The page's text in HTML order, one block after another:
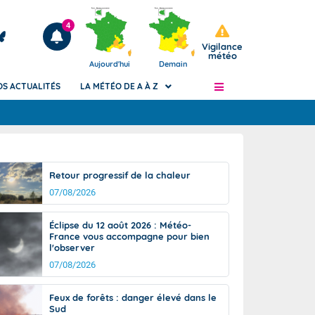
Articles
4
Aujourd'hui Demain
Vigilance
météo
de
Phénomènes dangereux de J+2 à J+7
Avertissement pluies intenses à l'échelle
des communes (Apic)
Bulletins Marine
Bulletins d'estimation du risque
d'avalanche
Météo des forêts
Vigicrues
ACTUALITÉS LA MÉTÉO DE A À Z
Retour progressif de la chaleur
07/08/2026
Éclipse du 12 août 2026 : Météo-
France vous accompagne pour bien
l'observer
07/08/2026
Feux de forêts : danger élevé dans le
Sud